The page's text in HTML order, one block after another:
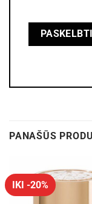
PANAŠŪS
IKI -20%